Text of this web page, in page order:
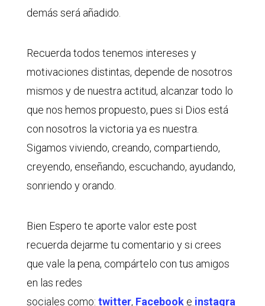
demás será añadido.
Recuerda todos tenemos intereses y
motivaciones distintas, depende de nosotros
mismos y de nuestra actitud, alcanzar todo lo
que nos hemos propuesto, pues si Dios está
con nosotros la victoria ya es nuestra.
Sigamos viviendo, creando, compartiendo,
creyendo, enseñando, escuchando, ayudando,
sonriendo y orando.
Bien Espero te aporte valor este post
recuerda dejarme tu comentario y si crees
que vale la pena, compártelo con tus amigos
en las redes
sociales como: twitter, Facebook e instagra